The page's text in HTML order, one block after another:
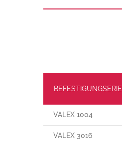
BEFESTIGUNGSERIE
VALEX 1004
VALEX 3016